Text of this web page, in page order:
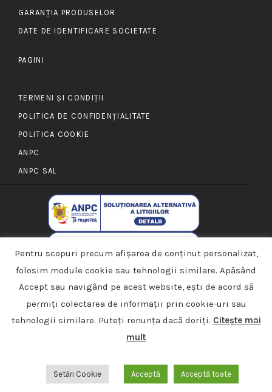
GARANȚIA PRODUSELOR
DATE DE IDENTIFICARE SOCIETATE
PAGINI
TERMENI ȘI CONDIȚII
POLITICA DE CONFIDENȚIALITATE
POLITICA COOKIE
ANPC
ANPC SAL
Made with Love by Azuvo Design
Pentru scopuri precum afișarea de conținut personalizat,
folosim module cookie sau tehnologii similare. Apăsând
Accept sau navigând pe acest website, ești de acord să
permiți colectarea de informații prin cookie-uri sau
tehnologii similare. Puteți renunța dacă doriți. Citește mai
mult
Setări Cookie Acceptă Acceptă toate